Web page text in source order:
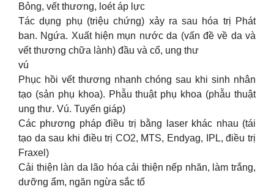
Bỏng, vết thương, loét áp lực
Tác dụng phụ (triệu chứng) xảy ra sau hóa trị Phát
ban. Ngứa. Xuất hiện mụn nước da (vấn đề về da và
vết thương chữa lành) đầu và cổ, ung thư
vú
Phục hồi vết thương nhanh chóng sau khi sinh nhân
tạo (sản phụ khoa). Phẫu thuật phụ khoa (phẫu thuật
ung thư. Vú. Tuyến giáp)
Các phương pháp điều trị bằng laser khác nhau (tái
tạo da sau khi điều trị CO2, MTS, Endyag, IPL, điều trị
Fraxel)
Cải thiện làn da lão hóa cải thiện nếp nhăn, làm trắng,
dưỡng ẩm, ngăn ngừa sắc tố